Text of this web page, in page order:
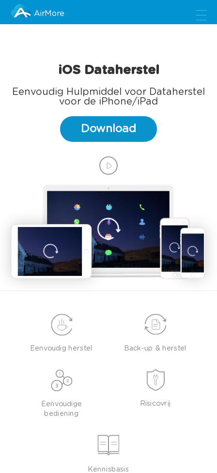
AirMore
iOS Dataherstel
Eenvoudig Hulpmiddel voor Dataherstel
voor de iPhone/iPad
Download
Eenvoudig herstel Back-up & herstel
Eenvoudige
bediening
Risicovrij
Kennisbasis